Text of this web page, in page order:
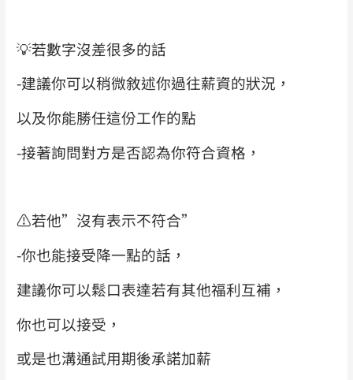
💡若數字沒差很多的話
-建議你可以稍微敘述你過往薪資的狀況，
以及你能勝任這份工作的點
-接著詢問對方是否認為你符合資格，
⚠️若他”沒有表示不符合”
-你也能接受降一點的話，
建議你可以鬆口表達若有其他福利互補，
你也可以接受，
或是也溝通試用期後承諾加薪